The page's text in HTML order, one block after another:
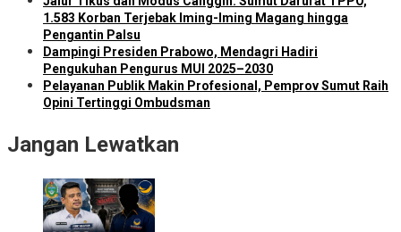
1.583 Korban Terjebak Iming-Iming Magang hingga
Pengantin Palsu
Dampingi Presiden Prabowo, Mendagri Hadiri
Pengukuhan Pengurus MUI 2025–2030
Pelayanan Publik Makin Profesional, Pemprov Sumut Raih
Opini Tertinggi Ombudsman
Jangan Lewatkan